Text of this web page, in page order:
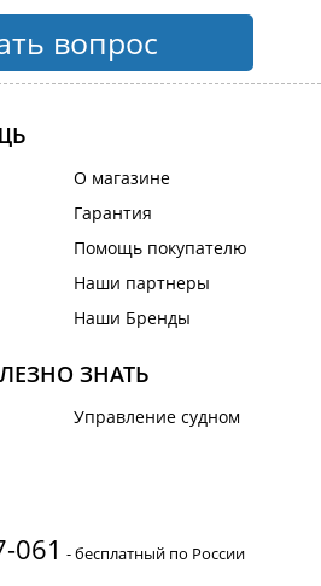
вопрос
О магазине
Гарантия
Помощь покупателю
Наши партнеры
Наши Бренды
ЗНАТЬ
Управление судном
061 - бесплатный по России